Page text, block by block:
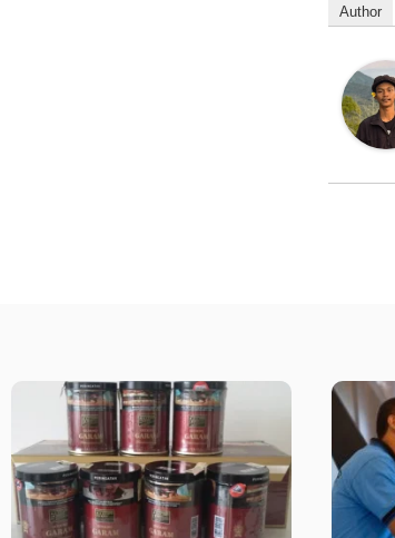
Author